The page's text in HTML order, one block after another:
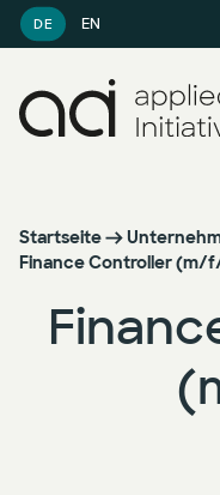
DE EN
Angebot
AI Agent
Companion
Referenzen
KI-Ressourcen
KI-Ressourcen
Startseite
Finance Controller (m/